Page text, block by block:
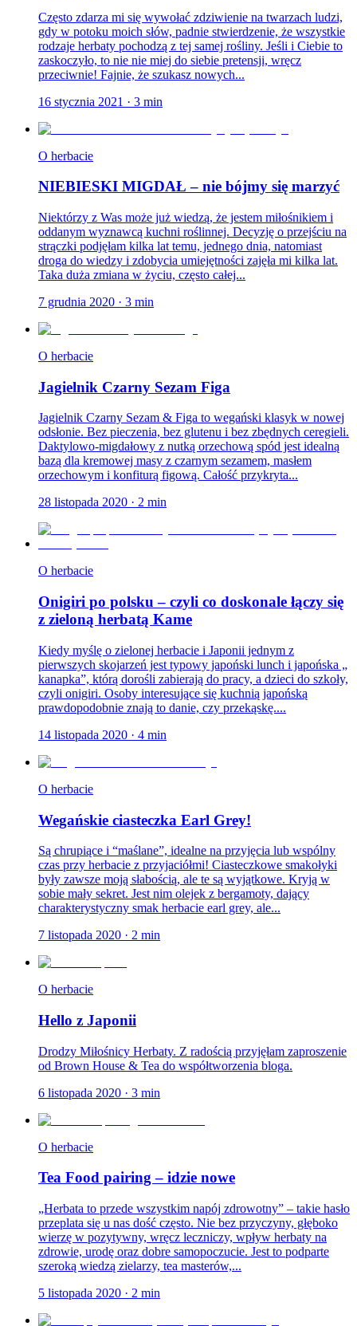
Często zdarza mi się wywołać zdziwienie na twarzach ludzi,
gdy w potoku moich słów, padnie stwierdzenie, że wszystkie
rodzaje herbaty pochodzą z tej samej rośliny. Jeśli i Ciebie to
zaskoczyło, to nie nie miej do siebie pretensji, wręcz
przeciwnie! Fajnie, że szukasz nowych...
16 stycznia 2021 · 3 min
O herbacie
NIEBIESKI MIGDAŁ – nie bójmy się marzyć
Niektórzy z Was może już wiedzą, że jestem miłośnikiem i
oddanym wyznawcą kuchni roślinnej. Decyzję o przejściu na
strączki podjęłam kilka lat temu, jednego dnia, natomiast
droga do wiedzy i zdobycia umiejętności zajęła mi kilka lat.
Taka duża zmiana w życiu, często całej...
7 grudnia 2020 · 3 min
O herbacie
Jagielnik Czarny Sezam Figa
Jagielnik Czarny Sezam & Figa to wegański klasyk w nowej
odsłonie. Bez pieczenia, bez glutenu i bez zbędnych ceregieli.
Daktylowo-migdałowy z nutką orzechową spód jest idealną
bazą dla kremowej masy z czarnym sezamem, masłem
orzechowym i konfiturą figową. Całość przykryta...
28 listopada 2020 · 2 min
O herbacie
Onigiri po polsku – czyli co doskonale łączy się
z zieloną herbatą Kame
Kiedy myślę o zielonej herbacie i Japonii jednym z
pierwszych skojarzeń jest typowy japoński lunch i japońska „
kanapka”, którą dorośli zabierają do pracy, a dzieci do szkoły,
czyli onigiri. Osoby interesujące się kuchnią japońską
prawdopodobnie znają to danie, czy przekąskę....
14 listopada 2020 · 4 min
O herbacie
Wegańskie ciasteczka Earl Grey!
Są chrupiące i “maślane”, idealne na przyjęcia lub wspólny
czas przy herbacie z przyjaciółmi! Ciasteczkowe smakołyki
były zawsze moją słabością, ale te są wyjątkowe. Kryją w
sobie mały sekret. Jest nim olejek z bergamoty, dający
charakterystyczny smak herbacie earl grey, ale...
7 listopada 2020 · 2 min
O herbacie
Hello z Japonii
Drodzy Miłośnicy Herbaty. Z radością przyjęłam zaproszenie
od Brown House & Tea do współtworzenia bloga.
6 listopada 2020 · 3 min
O herbacie
Tea Food pairing – idzie nowe
„Herbata to przede wszystkim napój zdrowotny” – takie hasło
przeplata się u nas dość często. Nie bez przyczyny, głęboko
wierzę w pozytywny, wręcz leczniczy, wpływ herbaty na
zdrowie, urodę oraz dobre samopoczucie. Jest to podparte
szeroką wiedzą zielarzy, tea masterów,...
5 listopada 2020 · 2 min